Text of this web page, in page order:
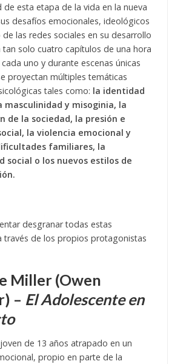
esta etapa de la vida en la nueva
desafíos emocionales, ideológicos
las redes sociales en su desarrollo
tan solo cuatro capítulos de una hora
uno y durante escenas únicas
proyectan múltiples temáticas
tales como: la identidad
masculinidad y misoginia, la
de la sociedad, la presión e
la violencia emocional y
familiares, la
social o los nuevos estilos de
desgranar todas estas
través de los propios protagonistas
Miller (Owen
– El Adolescente en
de 13 años atrapado en un
propio en parte de la